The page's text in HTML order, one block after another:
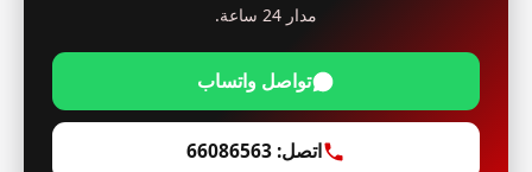
مدار 24 ساعة.
تواصل واتساب
اتصل: 66086563